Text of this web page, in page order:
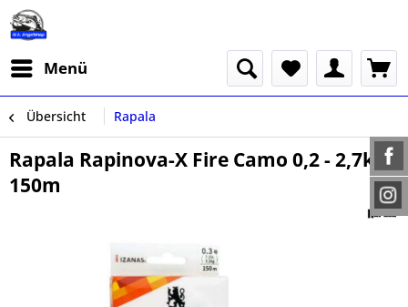
Menü
Übersicht Rapala
Rapala Rapinova-X Fire Camo 0,2 - 2,7kg
150m